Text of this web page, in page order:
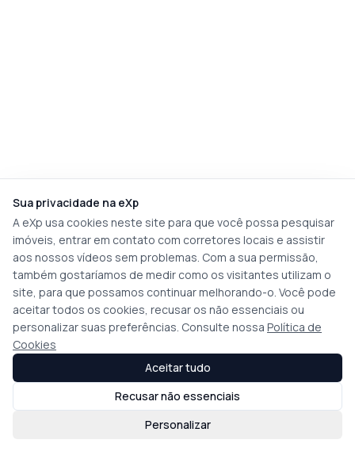
Sua privacidade na eXp
A eXp usa cookies neste site para que você possa pesquisar
imóveis, entrar em contato com corretores locais e assistir
aos nossos vídeos sem problemas. Com a sua permissão,
também gostaríamos de medir como os visitantes utilizam o
site, para que possamos continuar melhorando-o. Você pode
aceitar todos os cookies, recusar os não essenciais ou
personalizar suas preferências. Consulte nossa Política de
Cookies
Personalizar
Recusar não essenciais
Aceitar tudo